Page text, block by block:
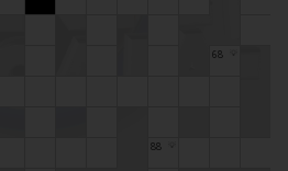
68
88